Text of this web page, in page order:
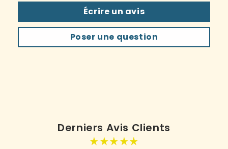
Écrire un avis
Poser une question
Derniers Avis Clients